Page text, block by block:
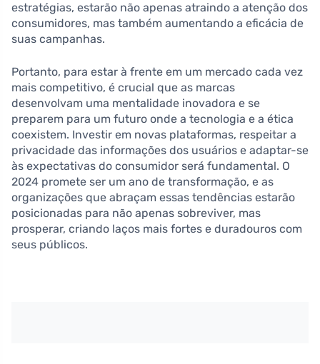
estratégias, estarão não apenas atraindo a atenção dos
consumidores, mas também aumentando a eficácia de
suas campanhas.
Portanto, para estar à frente em um mercado cada vez
mais competitivo, é crucial que as marcas
desenvolvam uma mentalidade inovadora e se
preparem para um futuro onde a tecnologia e a ética
coexistem. Investir em novas plataformas, respeitar a
privacidade das informações dos usuários e adaptar-se
às expectativas do consumidor será fundamental. O
2024 promete ser um ano de transformação, e as
organizações que abraçam essas tendências estarão
posicionadas para não apenas sobreviver, mas
prosperar, criando laços mais fortes e duradouros com
seus públicos.